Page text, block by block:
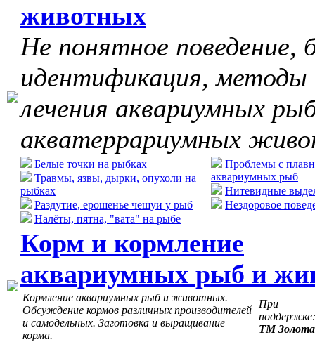
животных
Не понятное поведение,
идентификация, методы
лечения аквариумных
акватеррариумных
Белые точки на рыбках
Травмы, язвы, дырки, опухоли на
рыбках
Раздутие, ерошенье чешуи у рыб
Налёты, пятна, "вата" на рыбе
Проблемы с
аквариумных рыб
Нитевидные
Нездоровое
Корм и кормление
аквариумных рыб и
Кормление аквариумных рыб и животных.
Обсуждение кормов различных производителей
и самодельных. Заготовка и выращивание
корма.
При
поддержке:
ТМ